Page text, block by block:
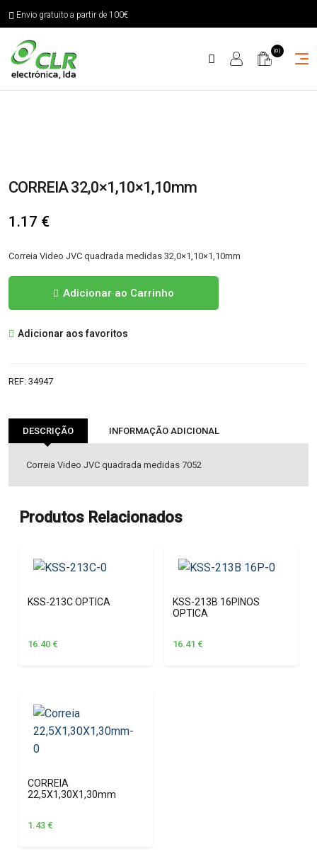
Envio gratuito a partir de 100€
(0)
CORREIA 32,0×1,10×1,10mm
1.17 €
Correia Video JVC quadrada medidas 32,0×1,10×1,10mm
32,0x1,10x1,10mm
Adicionar ao Carrinho
Adicionar aos favoritos
REF: 34947
DESCRIÇÃO INFORMAÇÃO ADICIONAL
Correia Video JVC quadrada medidas 7052
Produtos Relacionados
KSS-213C OPTICA
16.40 €
KSS-213B 16PINOS
OPTICA
16.41 €
CORREIA
22,5X1,30X1,30mm
1.43 €